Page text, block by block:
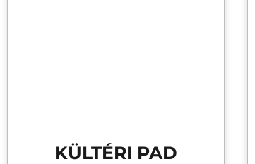
KÜLTÉRI PAD